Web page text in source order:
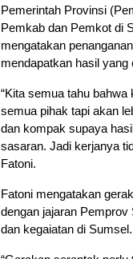
Pemerintah Provinsi
Pemkab dan Pemkot di
mengatakan
mendapatkan hasil
“Kita semua tahu
semua pihak tapi akan
dan kompak supaya
sasaran. Jadi kerjanya
Fatoni.
Fatoni mengatakan
dengan jajaran
dan kegaiatan di Sumsel.